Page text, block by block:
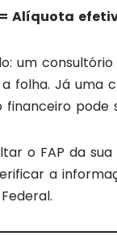
= Alíquota
um
a folha. Já uma
financeiro pode
o FAP da
a